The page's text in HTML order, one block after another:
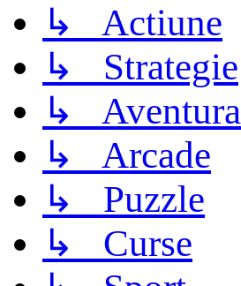
↳ Actiune
↳ Strategie
↳ Aventura
↳ Arcade
↳ Puzzle
↳ Curse